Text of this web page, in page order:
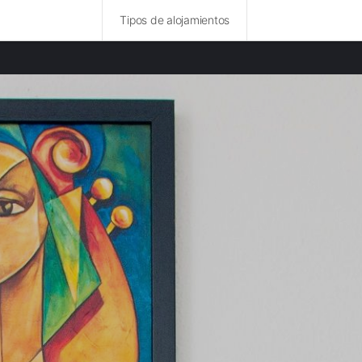
Tipos de alojamientos